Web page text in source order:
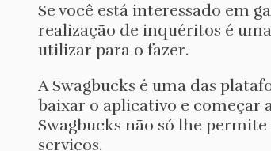
Se você está interessado em
realização de inquéritos é
utilizar para o fazer.
A Swagbucks é uma das
baixar o aplicativo e começar
Swagbucks não só lhe
serviços.